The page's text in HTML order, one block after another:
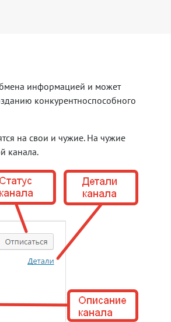
информацией и может
конкурентноспособного
на свои и чужие. На чужие
канала.